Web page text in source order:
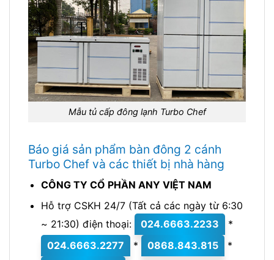
Mẫu tủ cấp đông lạnh Turbo Chef
Báo giá sản phẩm bàn đông 2 cánh
Turbo Chef và các thiết bị nhà hàng
CÔNG TY CỔ PHẦN ANY VIỆT NAM
Hỗ trợ CSKH 24/7 (Tất cả các ngày từ 6:30
~ 21:30) điện thoại:
024.6663.2233
*
024.6663.2277
* 0868.843.815
*